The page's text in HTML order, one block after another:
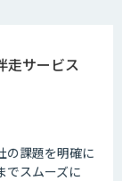
走サービス
の課題を明確に
でスムーズに